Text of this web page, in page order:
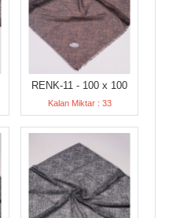
RENK-11 - 100 x 100
Kalan Miktar : 33